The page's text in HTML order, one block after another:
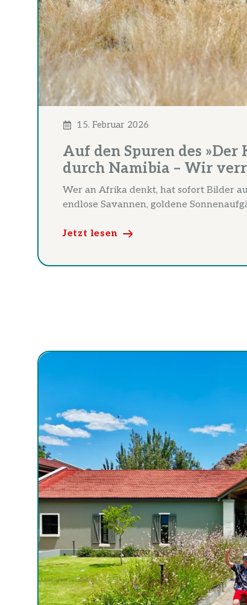
15. Februar 2026
Auf den Spuren des »Der
durch Namibia – Wir
Wer an Afrika denkt, hat sofort Bilder
endlose Savannen, goldene
Jetzt lesen